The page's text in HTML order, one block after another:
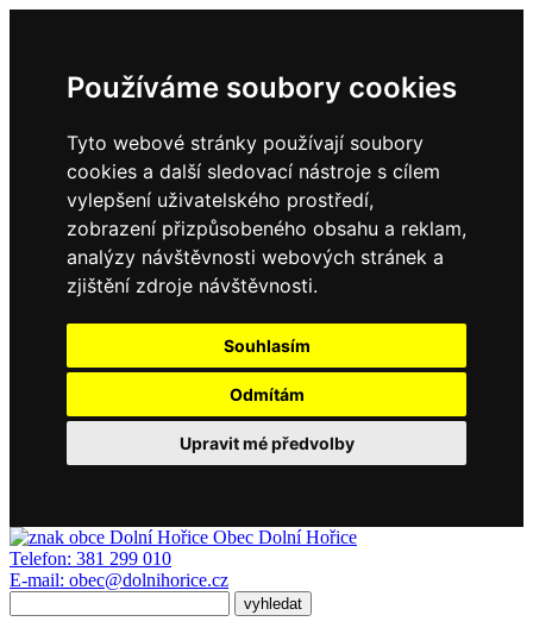
Používáme soubory cookies
Tyto webové stránky používají soubory
cookies a další sledovací nástroje s cílem
vylepšení uživatelského prostředí,
zobrazení přizpůsobeného obsahu a reklam,
analýzy návštěvnosti webových stránek a
zjištění zdroje návštěvnosti.
Souhlasím
Odmítám
Upravit mé předvolby
Obec Dolní Hořice
Telefon: 381 299 010
E-mail: obec@dolnihorice.cz